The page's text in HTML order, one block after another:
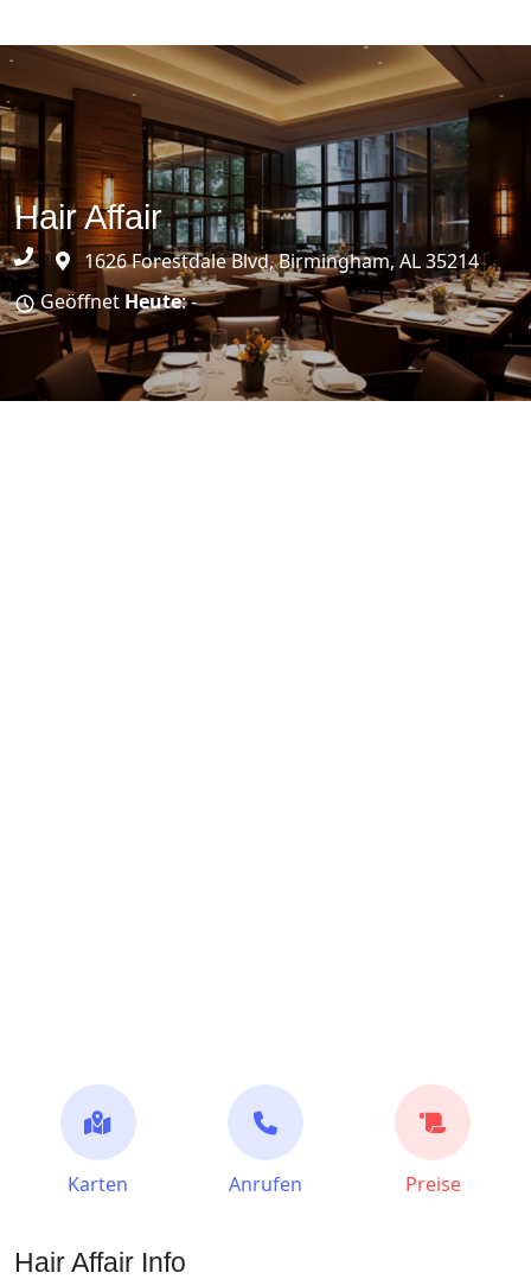
Hair Affair
1626 Forestdale Blvd, Birmingham, AL 35214
Geöffnet Heute: -
Karten Anrufen Preise
Hair Affair Info